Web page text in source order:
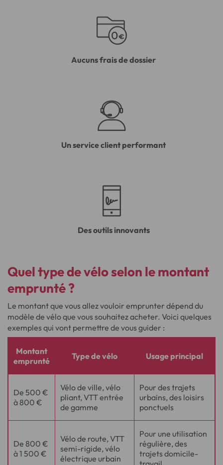
Aucuns frais de dossier
Un service client performant
Des outils innovants
Quel type de vélo selon le montant
emprunté ?
Le montant que vous allez vouloir emprunter dépend du
modèle de vélo que vous souhaitez acheter. Voici quelques
exemples qui vont permettre de vous guider :
de
vélos
selon
le
Montant
emprunté
Type de vélo Usage principal
De 500 €
à 800 €
Vélo de ville, vélo
pliant, VTT entrée
de gamme
Pour des trajets
urbains, des loisirs
ponctuels
De 800 €
à 1 500 €
Vélo de route, VTT
semi-rigide, vélo
électrique urbain
Pour une utilisation
régulière, des
trajets domicile-